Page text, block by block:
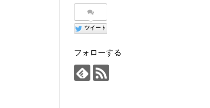
ツイート
フォローする